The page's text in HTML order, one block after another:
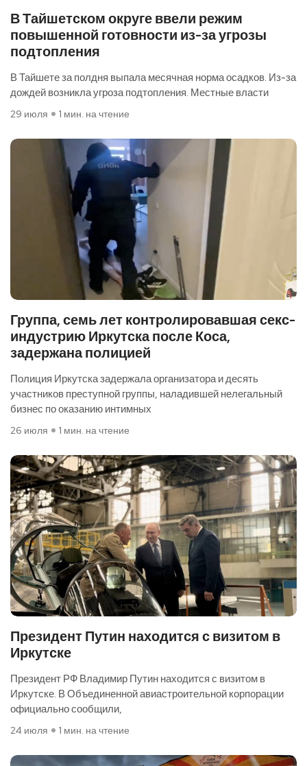
В Тайшетском округе ввели режим
повышенной готовности из-за угрозы
подтопления
В Тайшете за полдня выпала месячная норма осадков. Из-за
дождей возникла угроза подтопления. Местные власти
29 июля 1 мин. на чтение
Группа, семь лет контролировавшая секс-
индустрию Иркутска после Коса,
задержана полицией
Полиция Иркутска задержала организатора и десять
участников преступной группы, наладившей нелегальный
бизнес по оказанию интимных
26 июля 1 мин. на чтение
Президент Путин находится с визитом в
Иркутске
Президент РФ Владимир Путин находится с визитом в
Иркутске. В Объединенной авиастроительной корпорации
официально сообщили,
24 июля 1 мин. на чтение